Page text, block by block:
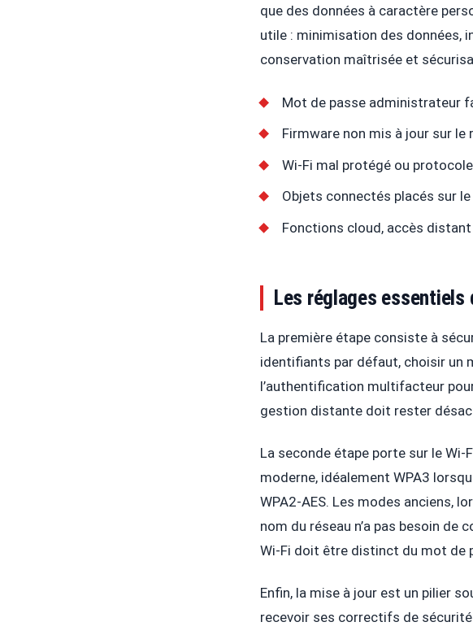
que des données à caractère
utile : minimisation des données,
conservation maîtrisée et
Mot de passe administrateur
Firmware non mis à jour sur
Wi-Fi mal protégé ou
Objets connectés placés sur
Fonctions cloud, accès
Les réglages essentiels
La première étape consiste à
identifiants par défaut, choisir un
l’authentification multifacteur
gestion distante doit rester
La seconde étape porte sur le
moderne, idéalement WPA3
WPA2-AES. Les modes anciens,
nom du réseau n’a pas besoin
Wi-Fi doit être distinct du mot de
Enfin, la mise à jour est un pilier
recevoir ses correctifs de